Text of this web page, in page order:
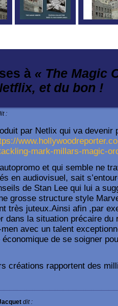
à « The Magic
et du bon !
:
par Netlix qui va devenir
mark-millars-magic-
et qui semble ne
en audiovisuel, sait
de Stan Lee qui lui a
grosse structure style
très juteux.Ainsi afin ,par
dans la situation précaire du
avec un talent
économique de se soigner
créations rapportent des
dit :